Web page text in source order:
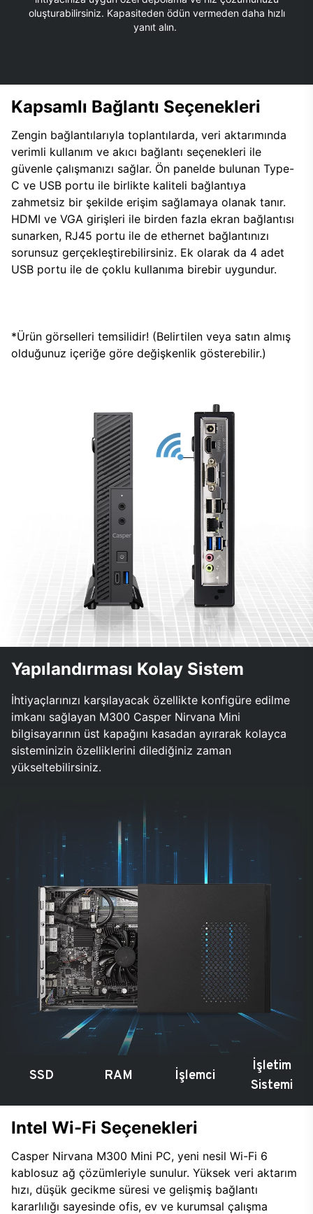
oluşturabilirsiniz. Kapasiteden ödün vermeden daha hızlı
yanıt alın.
Kapsamlı Bağlantı Seçenekleri
Zengin bağlantılarıyla toplantılarda, veri aktarımında
verimli kullanım ve akıcı bağlantı seçenekleri ile
güvenle çalışmanızı sağlar. Ön panelde bulunan Type-
C ve USB portu ile birlikte kaliteli bağlantıya
zahmetsiz bir şekilde erişim sağlamaya olanak tanır.
HDMI ve VGA girişleri ile birden fazla ekran bağlantısı
sunarken, RJ45 portu ile de ethernet bağlantınızı
sorunsuz gerçekleştirebilirsiniz. Ek olarak da 4 adet
USB portu ile de çoklu kullanıma birebir uygundur.
*Ürün görselleri temsilidir! (Belirtilen veya satın almış
olduğunuz içeriğe göre değişkenlik gösterebilir.)
Yapılandırması Kolay Sistem
İhtiyaçlarınızı karşılayacak özellikte konfigüre edilme
imkanı sağlayan M300 Casper Nirvana Mini
bilgisayarının üst kapağını kasadan ayırarak kolayca
sisteminizin özelliklerini dilediğiniz zaman
yükseltebilirsiniz.
SSD RAM İşlemci
İşletim
Sistemi
Intel Wi-Fi Seçenekleri
Casper Nirvana M300 Mini PC, yeni nesil Wi-Fi 6
kablosuz ağ çözümleriyle sunulur. Yüksek veri aktarım
hızı, düşük gecikme süresi ve gelişmiş bağlantı
kararlılığı sayesinde ofis, ev ve kurumsal çalışma